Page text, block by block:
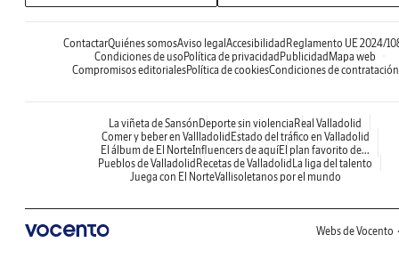
ContactarQuiénes somosAviso legal Accesibilidad Reglamento UE 2024/
Condiciones de uso Política de privacidad Publicidad Mapa web
Compromisos editorialesPolítica de cookiesCondiciones de contratación
La viñeta de Sansón Deporte sin violencia Real Valladolid
Comer y beber en Vallladolid Estado del tráfico en Valladolid
El álbum de El NorteInfluencers de aquíEl plan favorito de...
Pueblos de Valladolid Recetas de Valladolid La liga del talento
Juega con El NorteVallisoletanos por el mundo
Webs de Vocento